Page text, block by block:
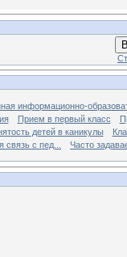
информационно-
Прием в первый класс
детей в каникулы
связь с пед... Часто